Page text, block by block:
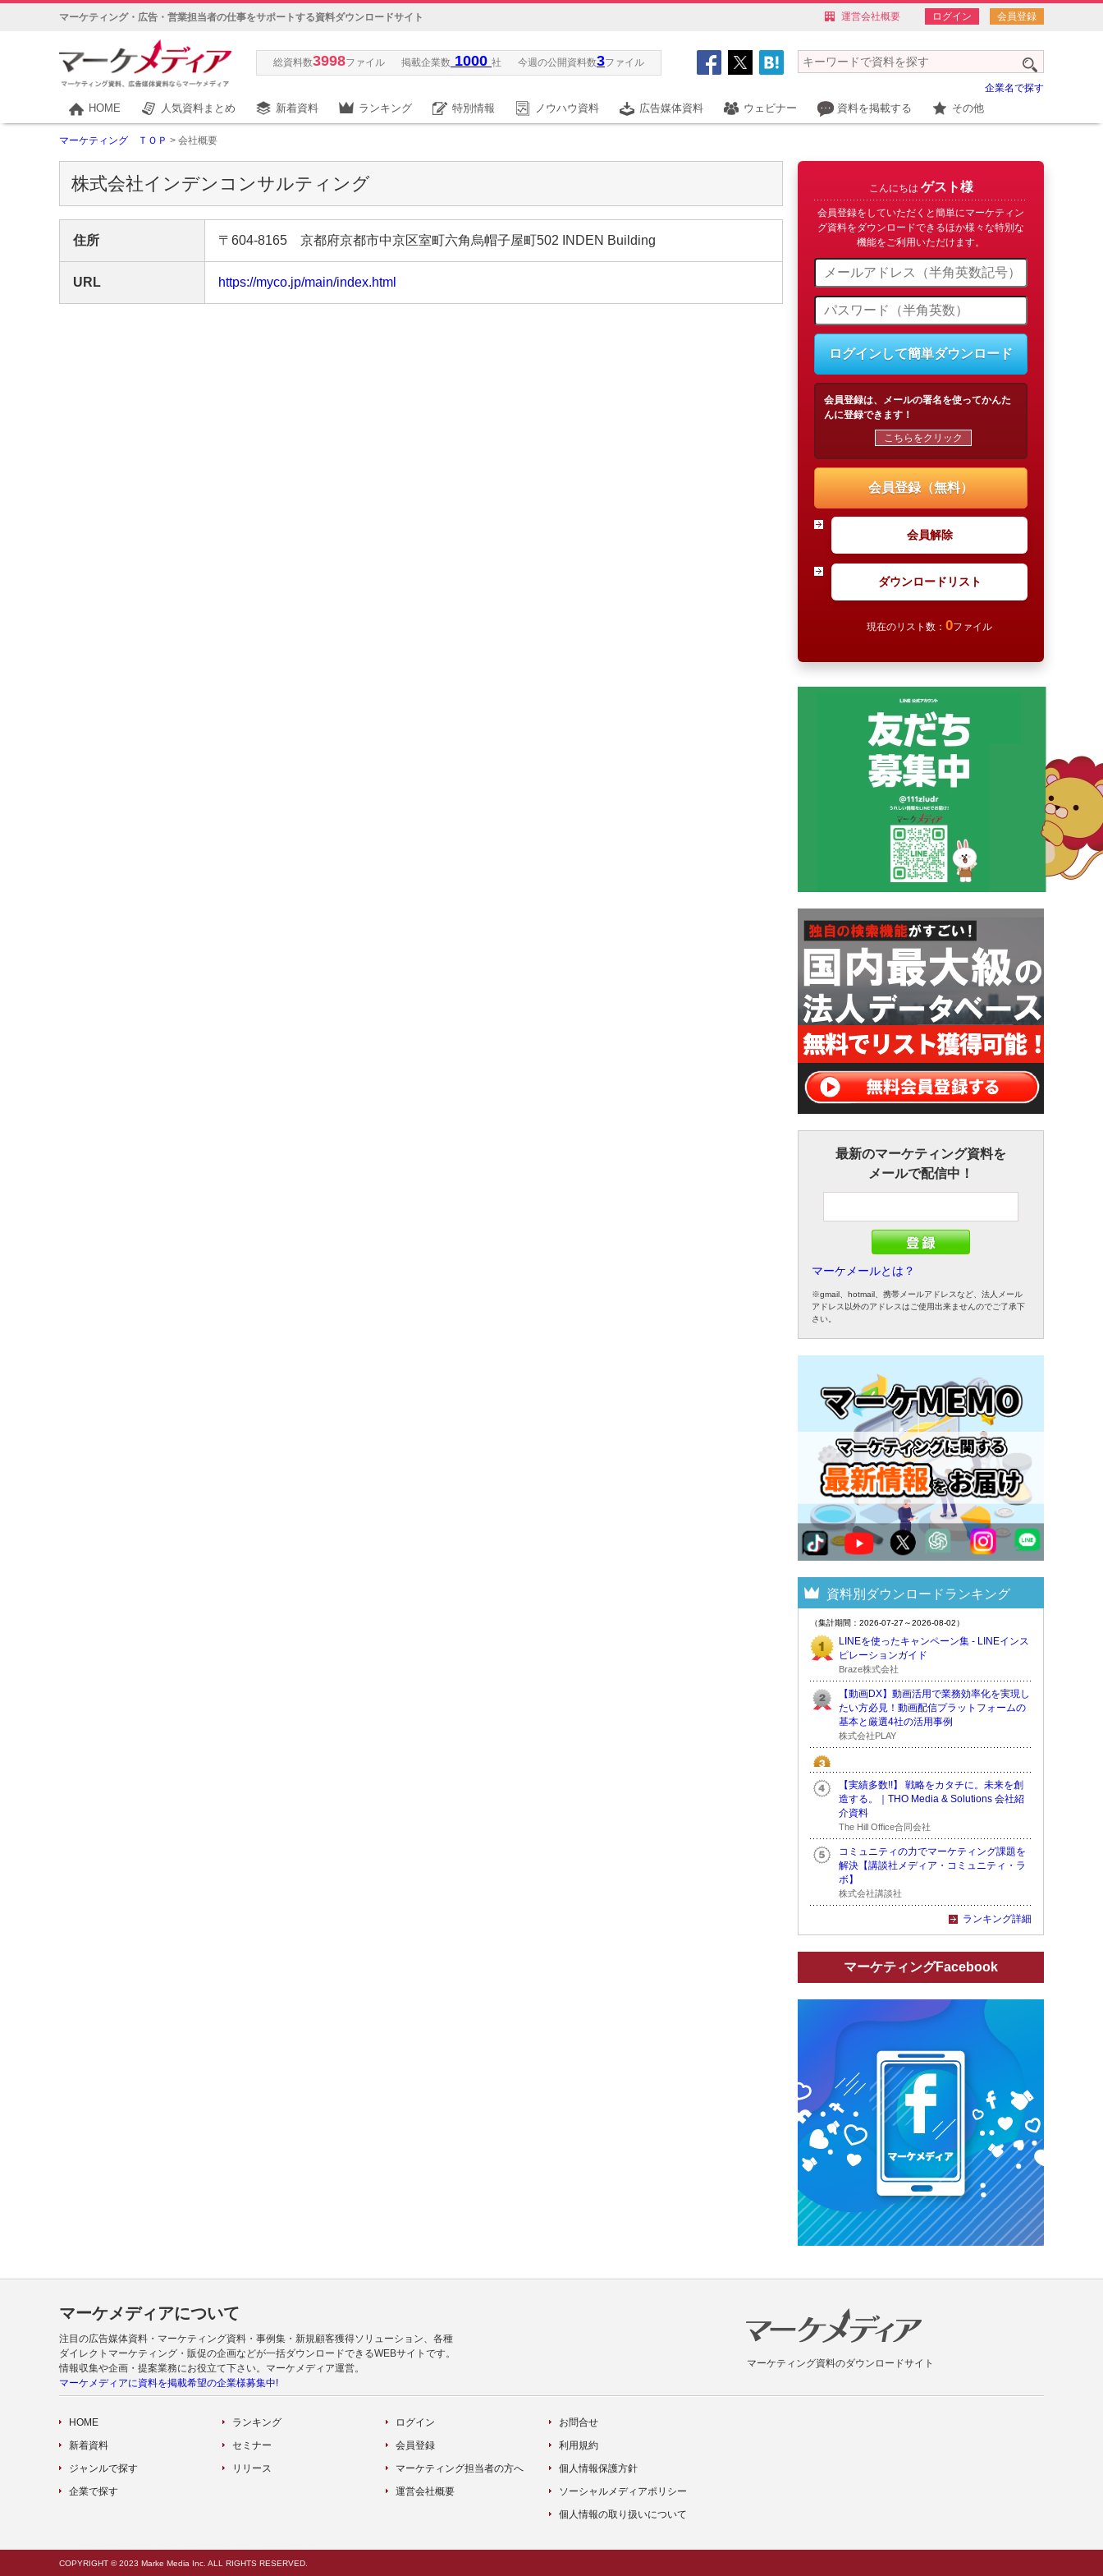
マーケティング・広告・営業担当者の仕事をサポートする資料ダウンロードサイト 運営会社概要 ログイン 会員登録
総資料数3998ファイル 掲載企業数 1000 社 今週の公開資料数3ファイル
企業名で探す
HOME 人気資料まとめ 新着資料 ランキング 特別情報 ノウハウ資料 広告媒体資料 ウェビナー 資料を掲載する その他
マーケティング ＴＯＰ > 会社概要
株式会社インデンコンサルティング
住所 〒604-8165 京都府京都市中京区室町六角烏帽子屋町502 INDEN Building
URL https://myco.jp/main/index.html
こんにちは ゲスト様
会員登録をしていただくと簡単にマーケティン
グ資料をダウンロードできるほか様々な特別な
機能をご利用いただけます。
ログインして簡単ダウンロード
会員登録は、メールの署名を使ってかんた
んに登録できます！
こちらをクリック
会員登録（無料）
会員解除
ダウンロードリスト
現在のリスト数： 0ファイル
最新のマーケティング資料を
メールで配信中！
マーケメールとは？
※gmail、hotmail、携帯メールアドレスなど、法人メール
アドレス以外のアドレスはご使用出来ませんのでご了承下
さい。
資料別ダウンロードランキング
（集計期間：2026-07-27～2026-08-02）
LINEを使ったキャンペーン集 - LINEインス
ピレーションガイド
Braze株式会社
【動画DX】動画活用で業務効率化を実現し
たい方必見！動画配信プラットフォームの
基本と厳選4社の活用事例
株式会社PLAY
【実績多数!!】 戦略をカタチに。未来を創
造する。｜THO Media & Solutions 会社紹
介資料
The Hill Office合同会社
コミュニティの力でマーケティング課題を
解決【講談社メディア・コミュニティ・ラ
ボ】
株式会社講談社
ランキング詳細
マーケティングFacebook
マーケメディアについて
注目の広告媒体資料・マーケティング資料・事例集・新規顧客獲得ソリューション、各種
ダイレクトマーケティング・販促の企画などが一括ダウンロードできるWEBサイトです。
情報収集や企画・提案業務にお役立て下さい。マーケメディア運営。
マーケメディアに資料を掲載希望の企業様募集中!
マーケティング資料のダウンロードサイト
HOME
新着資料
ジャンルで探す
企業で探す
ランキング
セミナー
リリース
ログイン
会員登録
マーケティング担当者の方へ
運営会社概要
お問合せ
利用規約
個人情報保護方針
ソーシャルメディアポリシー
個人情報の取り扱いについて
COPYRIGHT © 2023 Marke Media Inc. ALL RIGHTS RESERVED.